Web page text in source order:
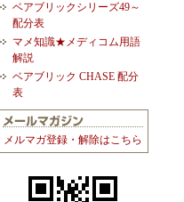
ベアブリックシリーズ49～
配分表
マメ知識★メディコム用語
解説
ベアブリック CHASE 配分
表
メルマガ登録・解除はこちら